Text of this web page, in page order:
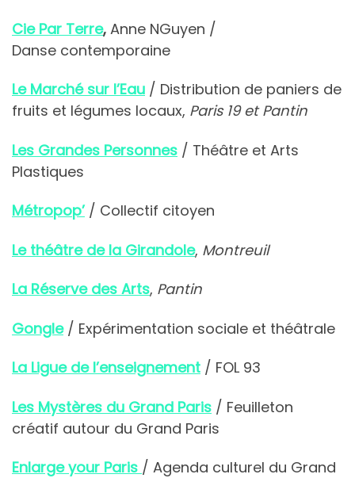
Cie Par Terre, Anne NGuyen /
Danse contemporaine
Le Marché sur l’Eau / Distribution de paniers de
fruits et légumes locaux, Paris 19 et Pantin
Les Grandes Personnes / Théâtre et Arts
Plastiques
Métropop’/ Collectif citoyen
Le théâtre de la Girandole, Montreuil
La Réserve des Arts, Pantin
Gongle/ Expérimentation sociale et théâtrale
La Ligue de l’enseignement / FOL 93
Les Mystères du Grand Paris / Feuilleton
créatif autour du Grand Paris
Enlarge your Paris / Agenda culturel du Grand